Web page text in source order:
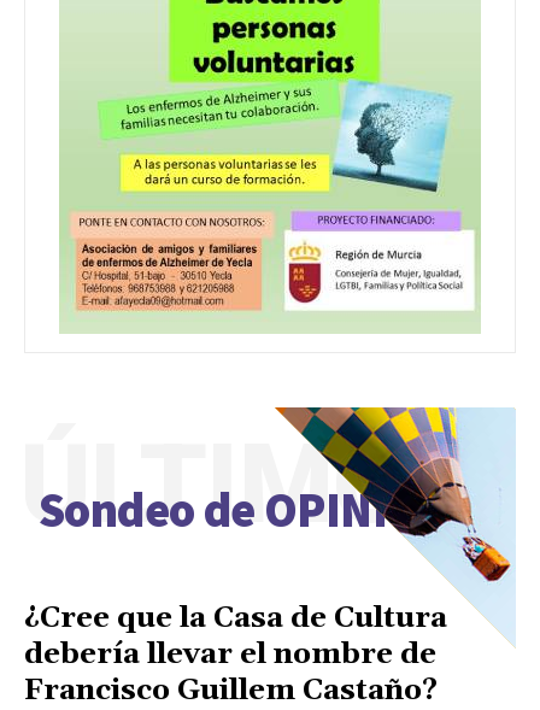
Sondeo de OPINIÓN
ÚLTIMO
¿Cree que la Casa de Cultura
debería llevar el nombre de
Francisco Guillem Castaño?